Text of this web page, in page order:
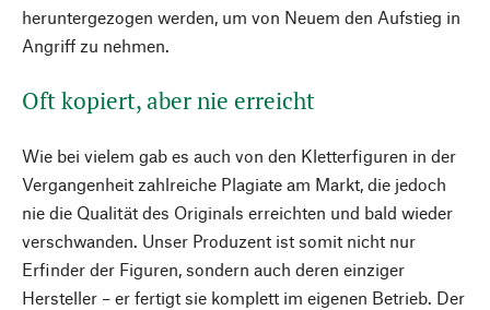
heruntergezogen werden, um von Neuem den Aufstieg in
Angriff zu nehmen.
Oft kopiert, aber nie erreicht
Wie bei vielem gab es auch von den Kletterfiguren in der
Vergangenheit zahlreiche Plagiate am Markt, die jedoch
nie die Qualität des Originals erreichten und bald wieder
verschwanden. Unser Produzent ist somit nicht nur
Erfinder der Figuren, sondern auch deren einziger
Hersteller – er fertigt sie komplett im eigenen Betrieb. Der